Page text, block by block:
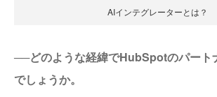
AIインテグレーターとは？
──どのような経緯でHubSpotのパート
でしょうか。